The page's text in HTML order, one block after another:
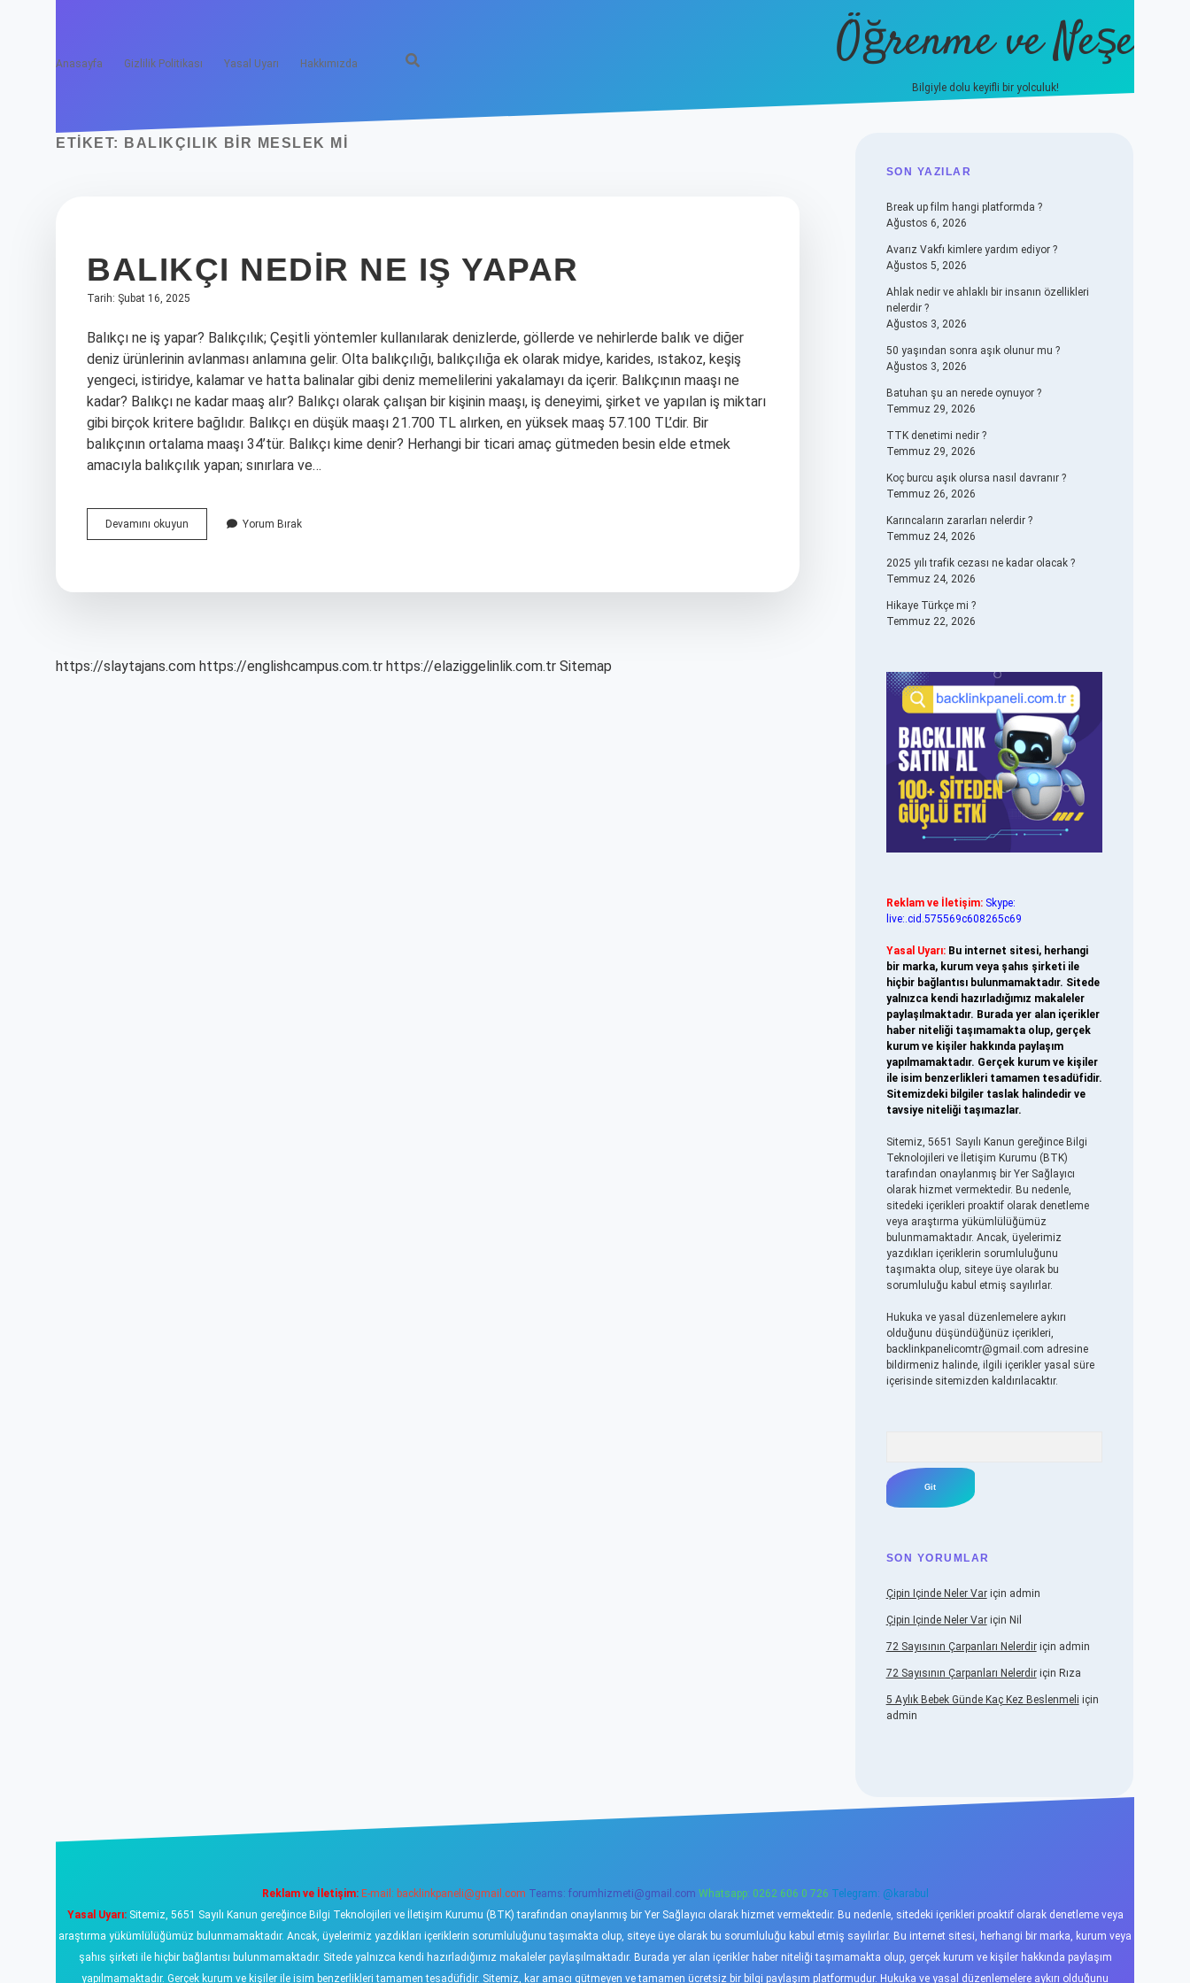
Anasayfa Gizlilik Politikası Yasal Uyarı Hakkımızda Öğrenme ve Neşe
Bilgiyle dolu keyifli bir yolculuk!
ETIKET: BALIKÇILIK BIR MESLEK MI
BALIKÇI NEDIR NE IŞ YAPAR
Tarih: Şubat 16, 2025
Balıkçı ne iş yapar? Balıkçılık; Çeşitli yöntemler kullanılarak denizlerde, göllerde ve nehirlerde balık ve diğer
deniz ürünlerinin avlanması anlamına gelir. Olta balıkçılığı, balıkçılığa ek olarak midye, karides, ıstakoz, keşiş
yengeci, istiridye, kalamar ve hatta balinalar gibi deniz memelilerini yakalamayı da içerir. Balıkçının maaşı ne
kadar? Balıkçı ne kadar maaş alır? Balıkçı olarak çalışan bir kişinin maaşı, iş deneyimi, şirket ve yapılan iş miktarı
gibi birçok kritere bağlıdır. Balıkçı en düşük maaşı 21.700 TL alırken, en yüksek maaş 57.100 TL’dir. Bir
balıkçının ortalama maaşı 34’tür. Balıkçı kime denir? Herhangi bir ticari amaç gütmeden besin elde etmek
amacıyla balıkçılık yapan; sınırlara ve…
Devamını okuyun
Nedir
Yorum Bırak
https://slaytajans.com https://englishcampus.com.tr https://elaziggelinlik.com.tr Sitemap
SIDEBAR
SON YAZILAR
Break up film hangi platformda ?
Ağustos 6, 2026
Avarız Vakfı kimlere yardım ediyor ?
Ağustos 5, 2026
Ahlak nedir ve ahlaklı bir insanın özellikleri
nelerdir ?
Ağustos 3, 2026
50 yaşından sonra aşık olunur mu ?
Ağustos 3, 2026
Batuhan şu an nerede oynuyor ?
Temmuz 29, 2026
TTK denetimi nedir ?
Temmuz 29, 2026
Koç burcu aşık olursa nasıl davranır ?
Temmuz 26, 2026
Karıncaların zararları nelerdir ?
Temmuz 24, 2026
2025 yılı trafik cezası ne kadar olacak ?
Temmuz 24, 2026
Hikaye Türkçe mi ?
Temmuz 22, 2026
Reklam ve İletişim: Skype:
live:.cid.575569c608265c69
Yasal Uyarı: Bu internet sitesi, herhangi
bir marka, kurum veya şahıs şirketi ile
hiçbir bağlantısı bulunmamaktadır. Sitede
yalnızca kendi hazırladığımız makaleler
paylaşılmaktadır. Burada yer alan içerikler
haber niteliği taşımamakta olup, gerçek
kurum ve kişiler hakkında paylaşım
yapılmamaktadır. Gerçek kurum ve kişiler
ile isim benzerlikleri tamamen tesadüfidir.
Sitemizdeki bilgiler taslak halindedir ve
tavsiye niteliği taşımazlar.
Sitemiz, 5651 Sayılı Kanun gereğince Bilgi
Teknolojileri ve İletişim Kurumu (BTK)
tarafından onaylanmış bir Yer Sağlayıcı
olarak hizmet vermektedir. Bu nedenle,
sitedeki içerikleri proaktif olarak denetleme
veya araştırma yükümlülüğümüz
bulunmamaktadır. Ancak, üyelerimiz
yazdıkları içeriklerin sorumluluğunu
taşımakta olup, siteye üye olarak bu
sorumluluğu kabul etmiş sayılırlar.
Hukuka ve yasal düzenlemelere aykırı
olduğunu düşündüğünüz içerikleri,
backlinkpanelicomtr@gmail.com adresine
bildirmeniz halinde, ilgili içerikler yasal süre
içerisinde sitemizden kaldırılacaktır.
SON YORUMLAR
Çipin Içinde Neler Variçin admin
Çipin Içinde Neler Variçin Nil
72 Sayısının Çarpanları Nelerdiriçin admin
72 Sayısının Çarpanları Nelerdiriçin Rıza
5 Aylık Bebek Günde Kaç Kez Beslenmeli için
admin
Reklam ve İletişim: E-mail: backlinkpaneli@gmail.com Teams: forumhizmeti@gmail.com Whatsapp: 0262 606 0 726 Telegram: @karabul
Yasal Uyarı:Sitemiz, 5651 Sayılı Kanun gereğince Bilgi Teknolojileri ve İletişim Kurumu (BTK) tarafından onaylanmış bir Yer Sağlayıcı olarak hizmet vermektedir. Bu nedenle, sitedeki içerikleri proaktif olarak denetleme veya
araştırma yükümlülüğümüz bulunmamaktadır. Ancak, üyelerimiz yazdıkları içeriklerin sorumluluğunu taşımakta olup, siteye üye olarak bu sorumluluğu kabul etmiş sayılırlar. Bu internet sitesi, herhangi bir marka, kurum veya
şahıs şirketi ile hiçbir bağlantısı bulunmamaktadır. Sitede yalnızca kendi hazırladığımız makaleler paylaşılmaktadır. Burada yer alan içerikler haber niteliği taşımamakta olup, gerçek kurum ve kişiler hakkında paylaşım
yapılmamaktadır. Gerçek kurum ve kişiler ile isim benzerlikleri tamamen tesadüfidir. Sitemiz, kar amacı gütmeyen ve tamamen ücretsiz bir bilgi paylaşım platformudur. Hukuka ve yasal düzenlemelere aykırı olduğunu